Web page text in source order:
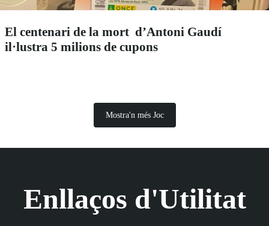
El centenari de la mort d’Antoni Gaudí
il·lustra 5 milions de cupons
Mostra'n més Joc
Enllaços d'Utilitat